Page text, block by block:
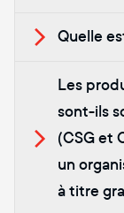
Quelle
Les
sont-ils
(CSG et
un
à titre